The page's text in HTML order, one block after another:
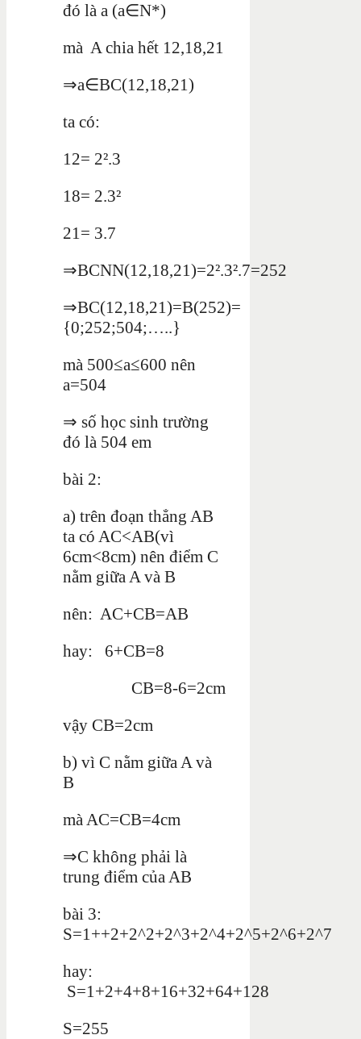
đó là a (a∈N*)
mà A chia hết 12,18,21
⇒a∈BC(12,18,21)
ta có:
12= 2².3
18= 2.3²
21= 3.7
⇒BCNN(12,18,21)=2².3².7=252
⇒BC(12,18,21)=B(252)=
{0;252;504;…..}
mà 500≤a≤600 nên
a=504
⇒ số học sinh trường
đó là 504 em
bài 2:
a) trên đoạn thẳng AB
ta có AC<AB(vì
6cm<8cm) nên điểm C
nằm giữa A và B
nên: AC+CB=AB
hay: 6+CB=8
CB=8-6=2cm
vậy CB=2cm
b) vì C nằm giữa A và
B
mà AC=CB=4cm
⇒C không phải là
trung điểm của AB
bài 3:
S=1++2+2^2+2^3+2^4+2^5+2^6+2^7
hay:
S=1+2+4+8+16+32+64+128
S=255